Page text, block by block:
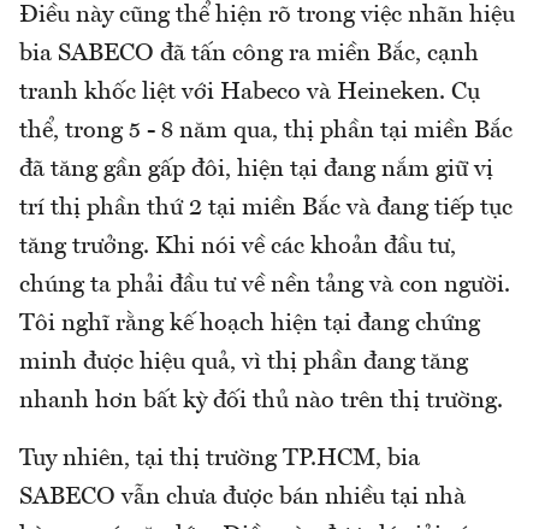
Điều này cũng thể hiện rõ trong việc nhãn hiệu
bia SABECO đã tấn công ra miền Bắc, cạnh
tranh khốc liệt với Habeco và Heineken. Cụ
thể, trong 5 - 8 năm qua, thị phần tại miền Bắc
đã tăng gần gấp đôi, hiện tại đang nắm giữ vị
trí thị phần thứ 2 tại miền Bắc và đang tiếp tục
tăng trưởng. Khi nói về các khoản đầu tư,
chúng ta phải đầu tư về nền tảng và con người.
Tôi nghĩ rằng kế hoạch hiện tại đang chứng
minh được hiệu quả, vì thị phần đang tăng
nhanh hơn bất kỳ đối thủ nào trên thị trường.
Tuy nhiên, tại thị trường TP.HCM, bia
SABECO vẫn chưa được bán nhiều tại nhà